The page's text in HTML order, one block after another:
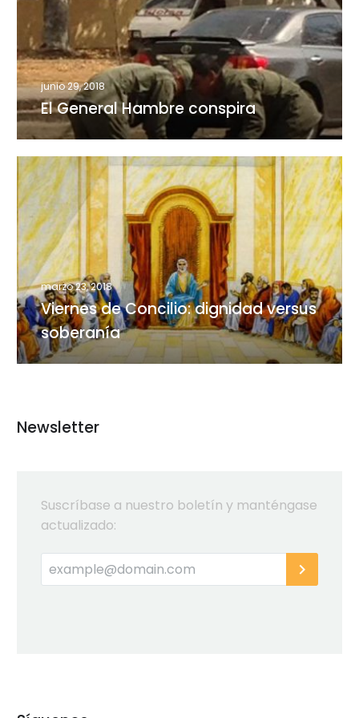
junio 29, 2018
El General Hambre conspira
Viernes
de
Concilio:
dignidad
versus
soberanía
marzo 23, 2018
Viernes de Concilio: dignidad versus
soberanía
Newsletter
Suscríbase a nuestro boletín y manténgase
actualizado: